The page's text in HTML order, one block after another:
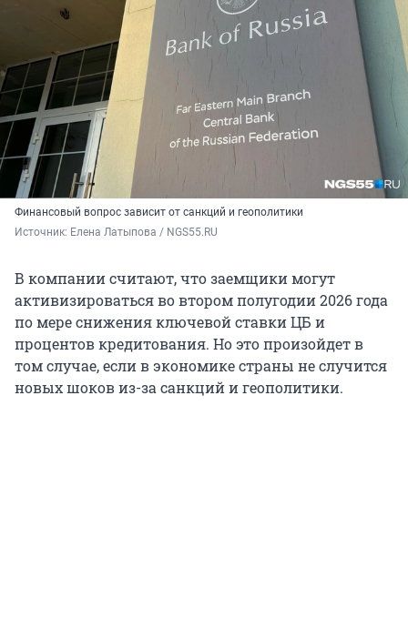
Финансовый вопрос зависит от санкций и геополитики
Источник: Елена Латыпова / NGS55.RU
В компании считают, что заемщики могут
активизироваться во втором полугодии 2026 года
по мере снижения ключевой ставки ЦБ и
процентов кредитования. Но это произойдет в
том случае, если в экономике страны не случится
новых шоков из-за санкций и геополитики.